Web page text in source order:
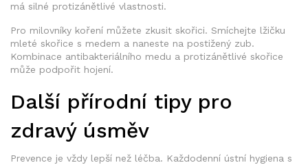
má silné protizánětlivé vlastnosti.
Pro milovníky koření můžete zkusit skořici. Smíchejte lžičku
mleté skořice s medem a naneste na postižený zub.
Kombinace antibakteriálního medu a protizánětlivé skořice
může podpořit hojení.
Další přírodní tipy pro
zdravý úsměv
Prevence je vždy lepší než léčba. Každodenní ústní hygiena s